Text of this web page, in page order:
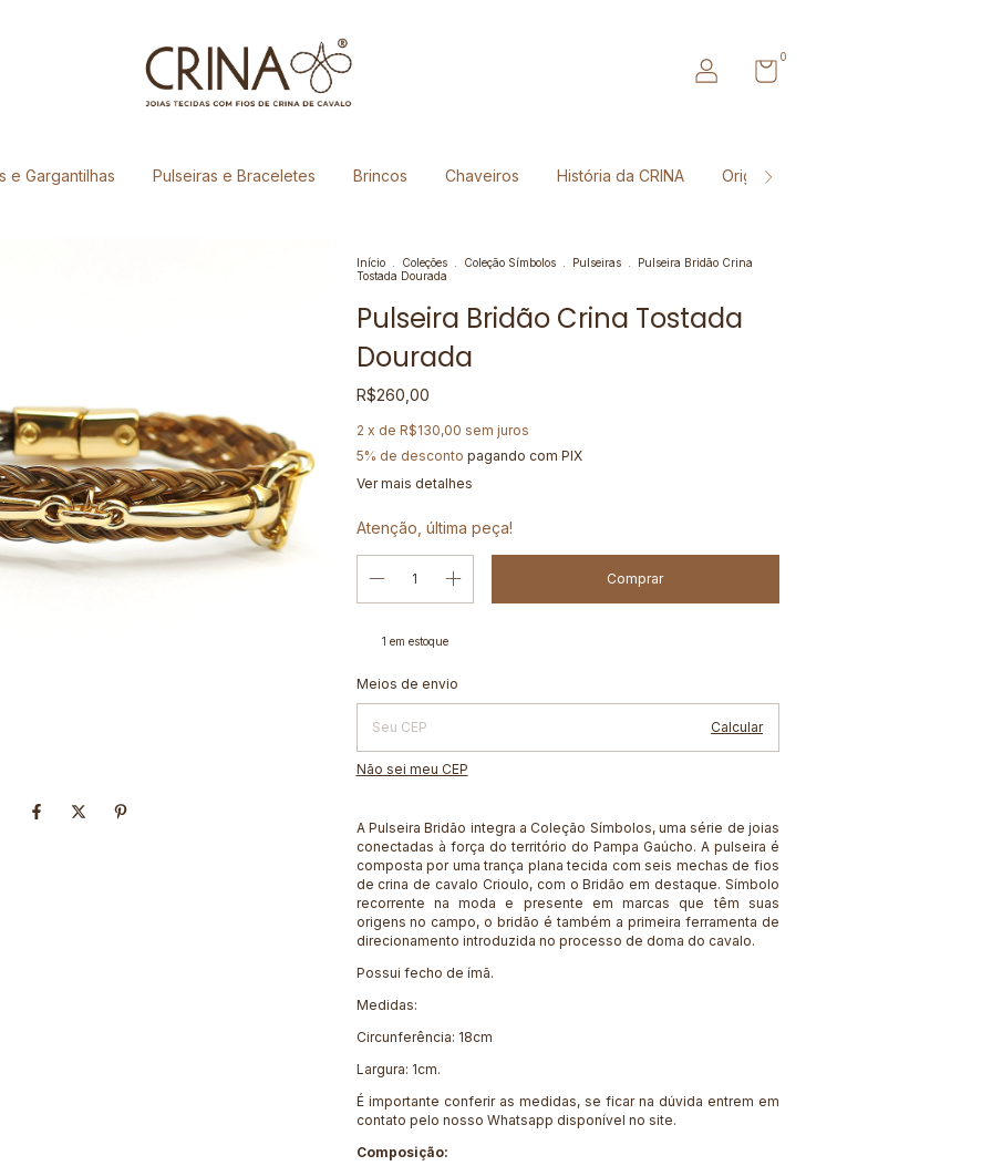
0
e Gargantilhas Pulseiras e Braceletes Brincos Chaveiros História da CRINA Origem matéria-prima
Início Coleções Coleção Símbolos Pulseiras
Pulseira Bridão Crina
Tostada Dourada
Pulseira Bridão Crina Tostada
Dourada
R$260,00
2 x de R$130,00 sem juros
5% de desconto pagando com PIX
Ver mais detalhes
Atenção, última peça!
1 em estoque
Entregas para o CEP:
Meios de envio
Calcular
Não sei meu CEP
A Pulseira Bridão integra a Coleção Símbolos, uma série de joias
conectadas à força do território do Pampa Gaúcho. A pulseira é
composta por uma trança plana tecida com seis mechas de fios
de crina de cavalo Crioulo, com o Bridão em destaque. Símbolo
recorrente na moda e presente em marcas que têm suas
origens no campo, o bridão é também a primeira ferramenta de
direcionamento introduzida no processo de doma do cavalo.
Possui fecho de ímã.
Medidas:
Circunferência: 18cm
Largura: 1cm.
É importante conferir as medidas, se ficar na dúvida entrem em
contato pelo nosso Whatsapp disponível no site.
Composição: